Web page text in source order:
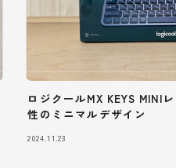
ロジクールMX KEYS MINI
性のミニマルデザイン
2024.11.23